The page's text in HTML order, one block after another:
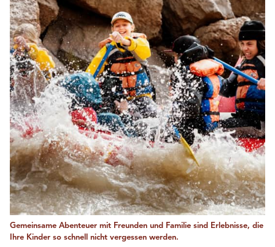
Gemeinsame Abenteuer mit Freunden und Familie sind Erlebnisse, die
Ihre Kinder so schnell nicht vergessen werden.